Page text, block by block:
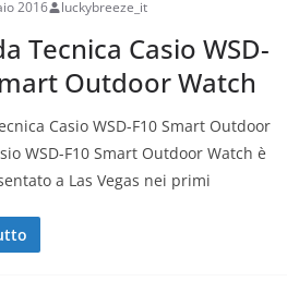
2016 luckybreeze_it
Tecnica Casio WSD-
Outdoor Watch
Casio WSD-F10 Smart Outdoor
WSD-F10 Smart Outdoor Watch è
a Las Vegas nei primi